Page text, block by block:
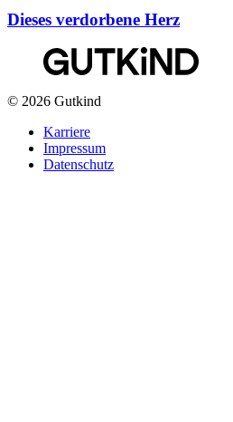
Dieses verdorbene Herz
© 2026 Gutkind
Karriere
Impressum
Datenschutz